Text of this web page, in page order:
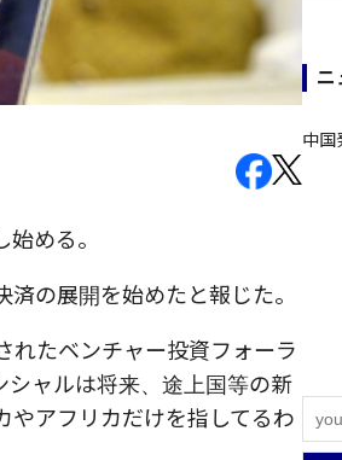
める。
の展開を始めたと報じた。
れたベンチャー投資フォーラ
シャルは将来、途上国等の新
やアフリカだけを指してるわ
ニ
中国